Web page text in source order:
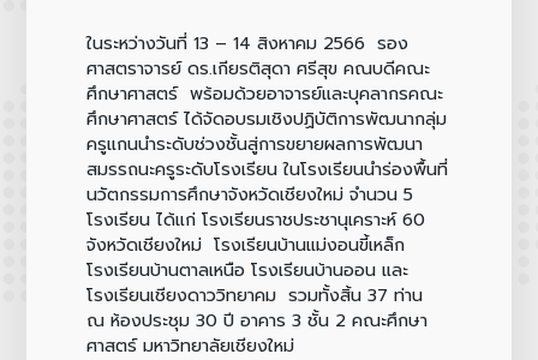
ในระหว่างวันที่ 13 – 14 สิงหาคม 2566 รอง
ศาสตราจารย์ ดร.เกียรติสุดา ศรีสุข คณบดีคณะ
ศึกษาศาสตร์ พร้อมด้วยอาจารย์และบุคลากรคณะ
ศึกษาศาสตร์ ได้จัดอบรมเชิงปฏิบัติการพัฒนากลุ่ม
ครูแกนนำระดับช่วงชั้นสู่การขยายผลการพัฒนา
สมรรถนะครูระดับโรงเรียน ในโรงเรียนนำร่องพื้นที่
นวัตกรรมการศึกษาจังหวัดเชียงใหม่ จำนวน 5
โรงเรียน ได้แก่ โรงเรียนราชประชานุเคราะห์ 60
จังหวัดเชียงใหม่ โรงเรียนบ้านแม่งอนขี้เหล็ก
โรงเรียนบ้านตาลเหนือ โรงเรียนบ้านออน และ
โรงเรียนเชียงดาววิทยาคม รวมทั้งสิ้น 37 ท่าน
ณ ห้องประชุม 30 ปี อาคาร 3 ชั้น 2 คณะศึกษา
ศาสตร์ มหาวิทยาลัยเชียงใหม่